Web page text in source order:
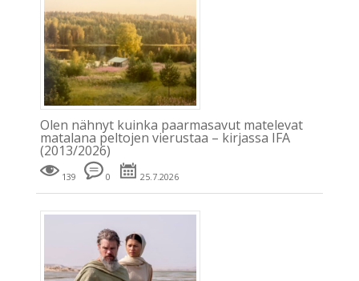
Olen nähnyt kuinka paarmasavut matelevat
matalana peltojen vierustaa – kirjassa IFA
(2013/2026)
139 0 25.7.2026